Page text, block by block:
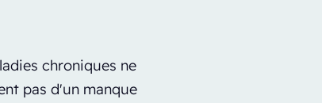
chroniques ne
pas d'un manque